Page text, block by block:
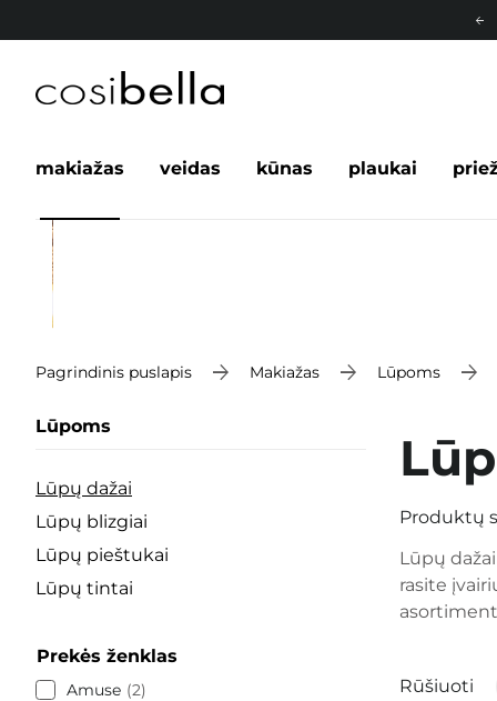
makiažas veidas kūnas plaukai
Pagrindinis puslapis Makiažas Lūpoms
Lūpoms
Lūpų dažai
Lūpų blizgiai
Lūpų pieštukai
Lūpų tintai
Prekės ženklas
Amuse 2
Produktų
Lūpų
rasite
Rūšiuoti